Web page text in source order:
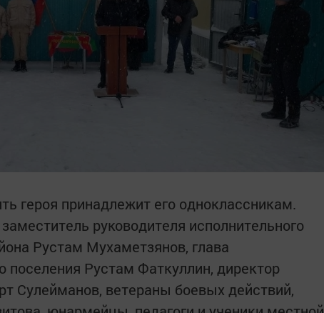
героя принадлежит его одноклассникам.
руководителя исполнительного
Рустам Мухаметзянов, глава
поселения Рустам Фаткуллин, директор
Сулейманов, ветераны боевых действий,